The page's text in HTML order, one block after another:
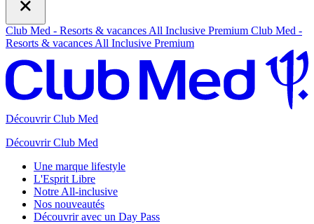
Club Med - Resorts & vacances All Inclusive Premium Club Med -
Resorts & vacances All Inclusive Premium
Découvrir Club Med
Découvrir Club Med
Une marque lifestyle
L'Esprit Libre
Notre All-inclusive
Nos nouveautés
Découvrir avec un Day Pass